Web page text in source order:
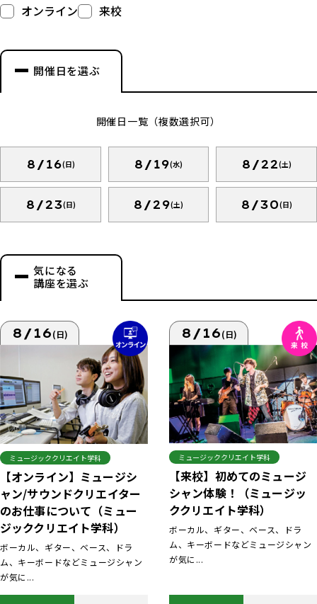
オンライン 来校
開催日を選ぶ
開催日一覧（複数選択可）
8/16(日) 8/19(水) 8/22(土)
8/23(日) 8/29(土) 8/30(日)
気になる
講座を選ぶ
8/16(日)
ミュージッククリエイト学科
【オンライン】ミュージシ
ャン/サウンドクリエイター
のお仕事について（ミュー
ジッククリエイト学科）
ボーカル、ギター、ベース、ドラ
ム、キーボードなどミュージシャン
が気に...
8/16(日)
ミュージッククリエイト学科
【来校】初めてのミュージ
シャン体験！（ミュージッ
ククリエイト学科）
ボーカル、ギター、ベース、ドラ
ム、キーボードなどミュージシャン
が気に...